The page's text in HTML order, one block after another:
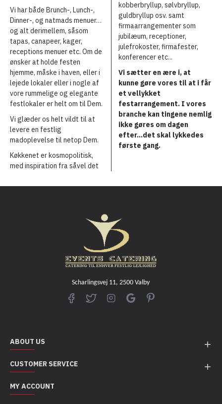
Vi har både Brunch-, Lunch-,
Dinner-, og natmads menuer…
og alt derimellem, såsom
tapas, canapeer, kager,
receptions menuer etc. Om de
ønsker at holde festen
hjemme, måske i haven, eller i
lejede lokaler eller i nogle af
vore rummelige og elegante
festlokaler er helt om til Dem.
Vi glæder os helt vildt til at
levere en festlig
madoplevelse til netop Dem.
Køkkenet er kosmopolitisk,
med inspiration fra såvel det
kobberbryllup, sølvbryllup,
guldbryllup osv. samt
firmaarrangementer som
jubilæum, receptioner,
julefrokoster, firmafester,
konferencer etc...
Vi sætter en ære i, at
kunne gøre vores til at i får
et vellykket
festarrangement. I vores
branche kan tingene nemlig
ikke gøres om dagen
efter...det skal lykkedes
første gang.
Scharlingsvej 11, 2500 Valby
ABOUT US
CUSTOMER SERVICE
MY ACCOUNT